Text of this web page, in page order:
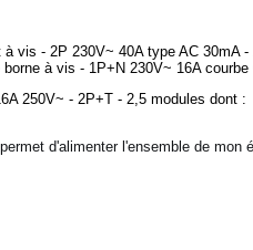
vis - 2P 230V~ 40A type AC 30mA -
à vis - 1P+N 230V~ 16A
250V~ - 2P+T - 2,5 modules dont :
d'alimenter l'ensemble de mon